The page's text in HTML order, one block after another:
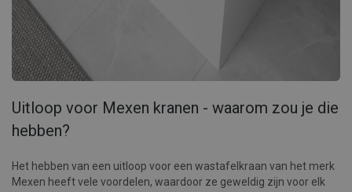
Uitloop voor Mexen kranen - waarom zou je die
hebben?
Het hebben van een uitloop voor een wastafelkraan van het merk
Mexen heeft vele voordelen, waardoor ze geweldig zijn voor elk